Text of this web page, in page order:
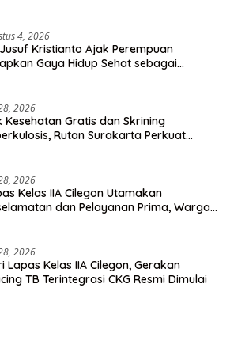
4, 2026
Kristianto Ajak Perempuan
Gaya Hidup Sehat sebagai
2026
Kesehatan Gratis dan Skrining
Rutan Surakarta Perkuat
2026
Kelas IIA Cilegon Utamakan
dan Pelayanan Prima, Warga
2026
Lapas Kelas IIA Cilegon, Gerakan
TB Terintegrasi CKG Resmi Dimulai